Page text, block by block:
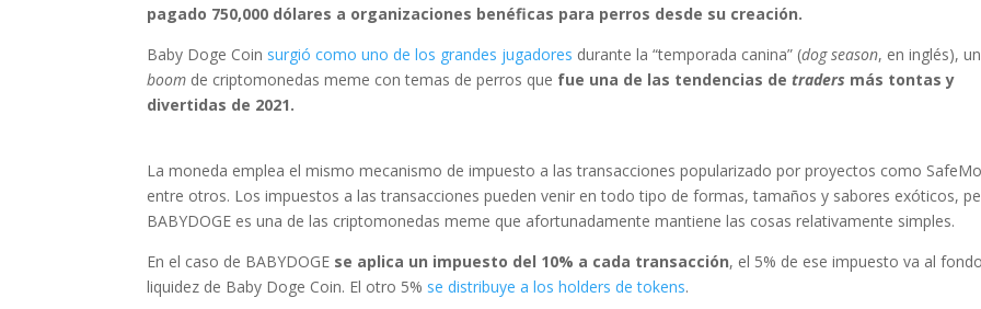
pagado 750,000 dólares a organizaciones benéficas para perros desde su creación.
Baby Doge Coin surgió como uno de los grandes jugadores durante la “temporada canina” (dog season, en inglés), un
boom de criptomonedas meme con temas de perros que fue una de las tendencias detraders más tontas y
divertidas de 2021.
La moneda emplea el mismo mecanismo de impuesto a las transacciones popularizado por proyectos como
entre otros. Los impuestos a las transacciones pueden venir en todo tipo de formas, tamaños y sabores exóticos,
BABYDOGE es una de las criptomonedas meme que afortunadamente mantiene las cosas relativamente simples.
En el caso de BABYDOGE se aplica un impuesto del 10% a cada transacción, el 5% de ese impuesto va al
liquidez de Baby Doge Coin. El otro 5% se distribuye a los holders de tokens.